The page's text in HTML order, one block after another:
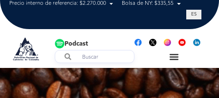
Precio interno de referencia: $2.270.000 Bolsa de NY: $335,55 Tasa de
ES
Podcast